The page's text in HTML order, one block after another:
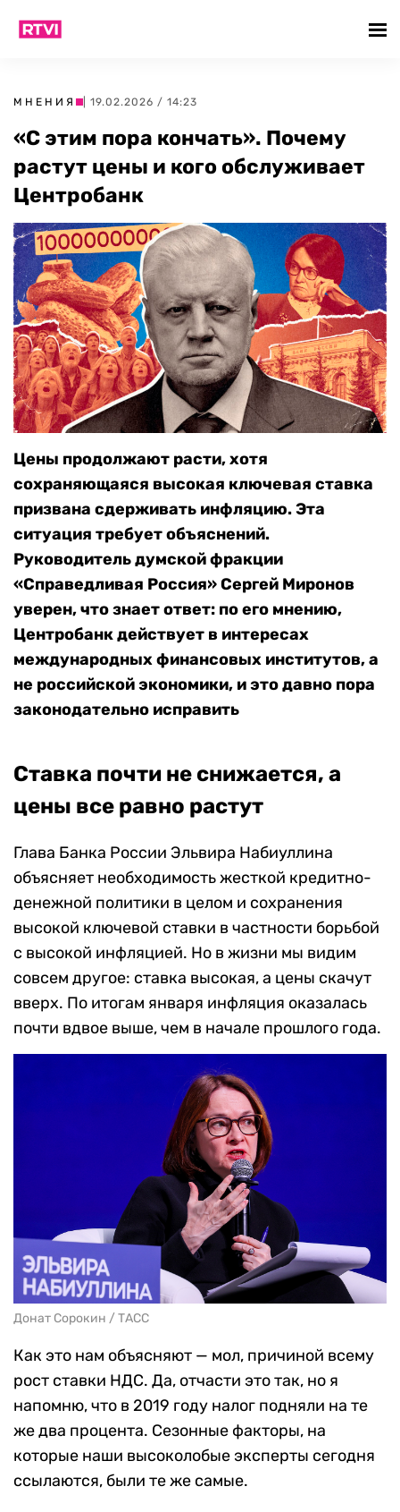
МНЕНИЯ | 19.02.2026 / 14:23
«С этим пора кончать». Почему
растут цены и кого обслуживает
Центробанк
Цены продолжают расти, хотя
сохраняющаяся высокая ключевая ставка
призвана сдерживать инфляцию. Эта
ситуация требует объяснений.
Руководитель думской фракции
«Справедливая Россия» Сергей Миронов
уверен, что знает ответ: по его мнению,
Центробанк действует в интересах
международных финансовых институтов, а
не российской экономики, и это давно пора
законодательно исправить
Ставка почти не снижается, а
цены все равно растут
Глава Банка России Эльвира Набиуллина
объясняет необходимость жесткой кредитно-
денежной политики в целом и сохранения
высокой ключевой ставки в частности борьбой
с высокой инфляцией. Но в жизни мы видим
совсем другое: ставка высокая, а цены скачут
вверх. По итогам января инфляция оказалась
почти вдвое выше, чем в начале прошлого года.
Донат Сорокин / ТАСС
Как это нам объясняют — мол, причиной всему
рост ставки НДС. Да, отчасти это так, но я
напомню, что в 2019 году налог подняли на те
же два процента. Сезонные факторы, на
которые наши высоколобые эксперты сегодня
ссылаются, были те же самые.